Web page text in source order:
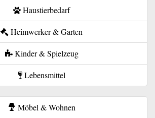
Haustierbedarf
Heimwerker & Garten
Kinder & Spielzeug
Lebensmittel
Möbel & Wohnen